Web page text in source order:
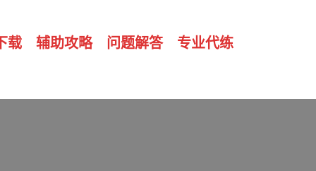
载 辅助攻略 问题解答 专业代练